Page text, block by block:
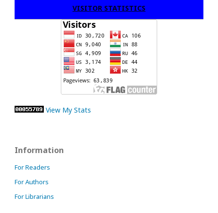
VISITOR STATISTICS
View My Stats
Information
For Readers
For Authors
For Librarians